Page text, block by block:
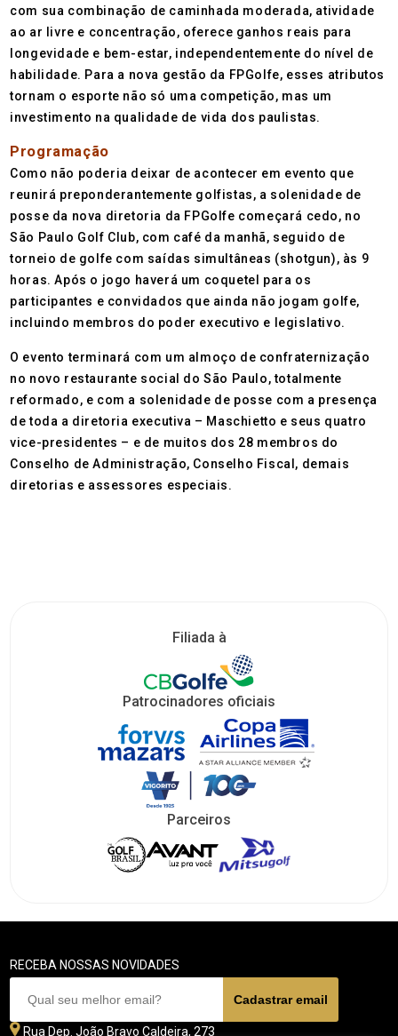
com sua combinação de caminhada moderada, atividade
ao ar livre e concentração, oferece ganhos reais para
longevidade e bem-estar, independentemente do nível de
habilidade. Para a nova gestão da FPGolfe, esses atributos
tornam o esporte não só uma competição, mas um
investimento na qualidade de vida dos paulistas.
Programação
Como não poderia deixar de acontecer em evento que
reunirá preponderantemente golfistas, a solenidade de
posse da nova diretoria da FPGolfe começará cedo, no
São Paulo Golf Club, com café da manhã, seguido de
torneio de golfe com saídas simultâneas (shotgun), às 9
horas. Após o jogo haverá um coquetel para os
participantes e convidados que ainda não jogam golfe,
incluindo membros do poder executivo e legislativo.
O evento terminará com um almoço de confraternização
no novo restaurante social do São Paulo, totalmente
reformado, e com a solenidade de posse com a presença
de toda a diretoria executiva – Maschietto e seus quatro
vice-presidentes – e de muitos dos 28 membros do
Conselho de Administração, Conselho Fiscal, demais
diretorias e assessores especiais.
Filiada à
Patrocinadores oficiais
Parceiros
RECEBA NOSSAS NOVIDADES
Rua Dep. João Bravo Caldeira, 273